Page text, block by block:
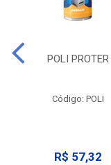
POLI PROTER
Código: POLI
R$ 57,32